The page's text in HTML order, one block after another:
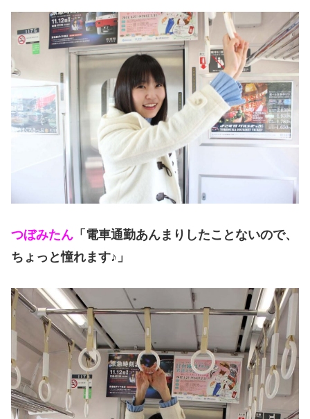
つぼみたん 「電車通勤あんまりしたことないので、
ちょっと憧れます♪」